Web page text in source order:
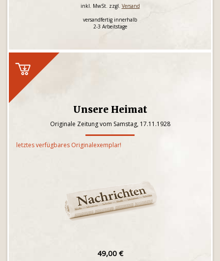
inkl. MwSt. zzgl. Versand
versandfertig innerhalb
2-3 Arbeitstage
Unsere Heimat
Originale Zeitung vom Samstag, 17.11.1928
letztes verfügbares Originalexemplar!
49,00 €